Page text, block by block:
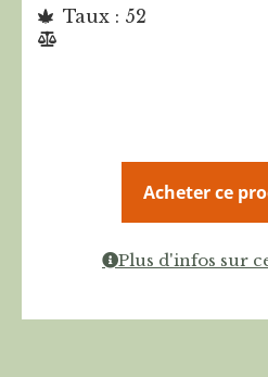
Taux : 52
Acheter ce
Plus d'infos sur